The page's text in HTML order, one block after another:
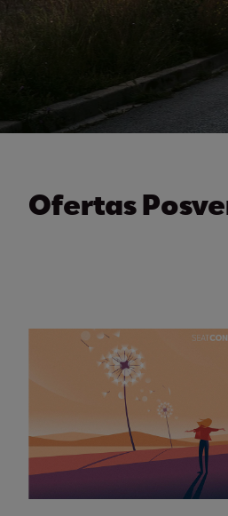
Ofertas